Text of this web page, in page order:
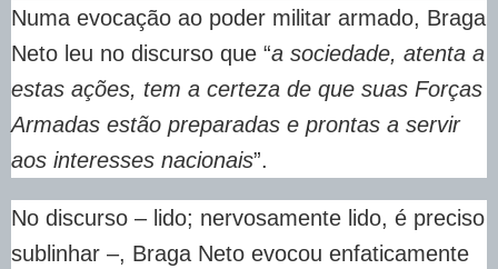
Numa evocação ao poder militar armado, Braga
Neto leu no discurso que “a sociedade, atenta a
estas ações, tem a certeza de que suas Forças
Armadas estão preparadas e prontas a servir
aos interesses nacionais”.
No discurso – lido; nervosamente lido, é preciso
sublinhar –, Braga Neto evocou enfaticamente